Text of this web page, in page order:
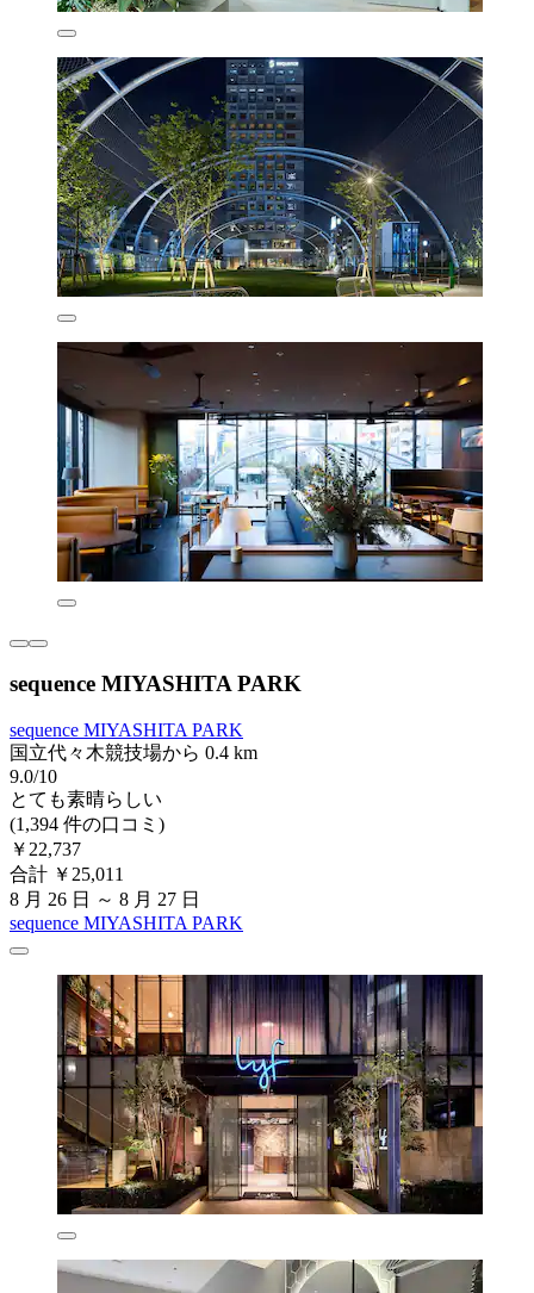
sequence MIYASHITA PARK
sequence MIYASHITA PARK
国立代々木競技場から 0.4 km
9.0/10
とても素晴らしい
(1,394 件の口コミ)
￥22,737
合計 ￥25,011
8 月 26 日 ～ 8 月 27 日
sequence MIYASHITA PARK